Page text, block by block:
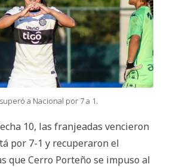
a Nacional por 7 a 1.
10, las franjeadas vencieron
por 7-1 y recuperaron el
que Cerro Porteño se impuso al